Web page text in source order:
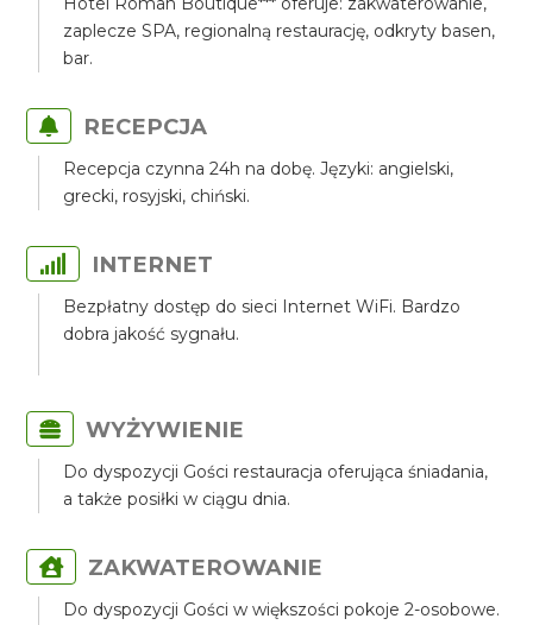
zaplecze SPA, regionalną restaurację, odkryty basen,
bar.
RECEPCJA
Recepcja czynna 24h na dobę. Języki: angielski,
grecki, rosyjski, chiński.
INTERNET
Bezpłatny dostęp do sieci Internet WiFi. Bardzo
dobra jakość sygnału.
WYŻYWIENIE
Do dyspozycji Gości restauracja oferująca śniadania,
a także posiłki w ciągu dnia.
ZAKWATEROWANIE
Do dyspozycji Gości w większości pokoje 2-osobowe.